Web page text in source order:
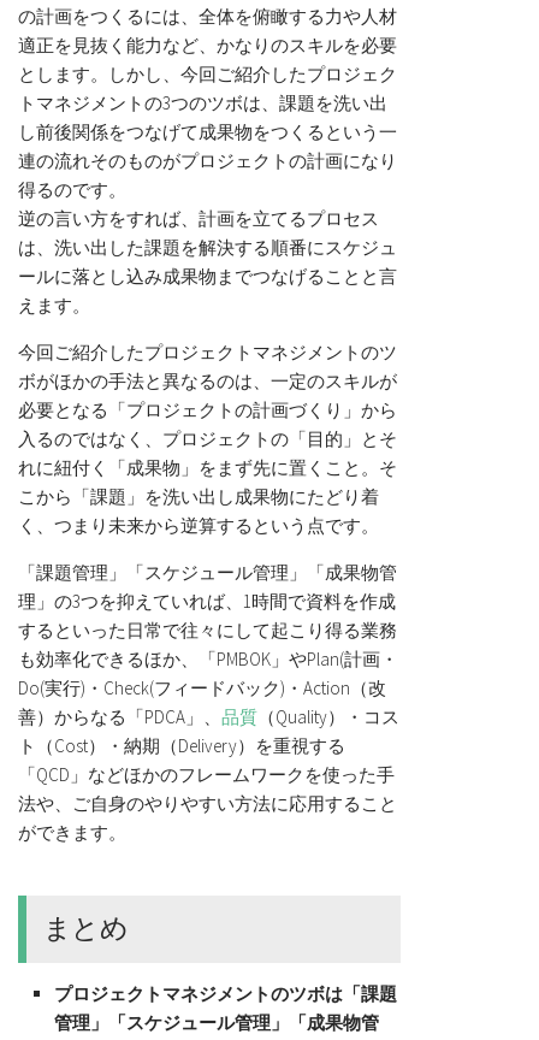
の計画をつくるには、全体を俯瞰する力や人材
適正を見抜く能力など、かなりのスキルを必要
とします。しかし、今回ご紹介したプロジェク
トマネジメントの3つのツボは、課題を洗い出
し前後関係をつなげて成果物をつくるという一
連の流れそのものがプロジェクトの計画になり
得るのです。
逆の言い方をすれば、計画を立てるプロセス
は、洗い出した課題を解決する順番にスケジュ
ールに落とし込み成果物までつなげることと言
えます。
今回ご紹介したプロジェクトマネジメントのツ
ボがほかの手法と異なるのは、一定のスキルが
必要となる「プロジェクトの計画づくり」から
入るのではなく、プロジェクトの「目的」とそ
れに紐付く「成果物」をまず先に置くこと。そ
こから「課題」を洗い出し成果物にたどり着
く、つまり未来から逆算するという点です。
「課題管理」「スケジュール管理」「成果物管
理」の3つを抑えていれば、1時間で資料を作成
するといった日常で往々にして起こり得る業務
も効率化できるほか、「PMBOK」やPlan(計画・
Do(実行)・Check(フィードバック)・Action（改
善）からなる「PDCA」、 品質 （Quality）・コス
ト（Cost）・納期（Delivery）を重視する
「QCD」などほかのフレームワークを使った手
法や、ご自身のやりやすい方法に応用すること
ができます。
まとめ
プロジェクトマネジメントのツボは「課題
管理」「スケジュール管理」「成果物管